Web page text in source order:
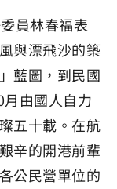
員林春福表
與漂飛沙的築
藍圖，到民國
由國人自力
五十載。在航
辛的開港前輩
公民營單位的